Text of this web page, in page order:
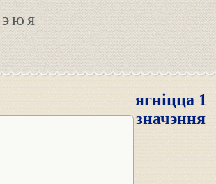
эюя
ягніцца 1
значэння